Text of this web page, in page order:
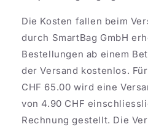
Die Kosten fallen beim
durch SmartBag GmbH
Bestellungen ab einem
der Versand kostenlos.
CHF 65.00 wird eine
von 4.90 CHF
Rechnung gestellt. Die